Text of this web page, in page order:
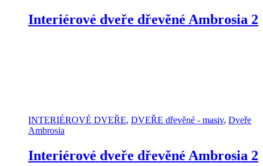
Interiérové dveře dřevěné Ambrosia 2
INTERIÉROVÉ DVEŘE, DVEŘE dřevěné - masiv, Dveře
Ambrosia
Interiérové dveře dřevěné Ambrosia 2